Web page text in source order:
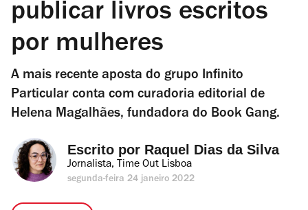
publicar livros escritos
por mulheres
A mais recente aposta do grupo Infinito
Particular conta com curadoria editorial de
Helena Magalhães, fundadora do Book Gang.
Escrito por Raquel Dias da Silva
Jornalista, Time Out Lisboa
segunda-feira 24 janeiro 2022